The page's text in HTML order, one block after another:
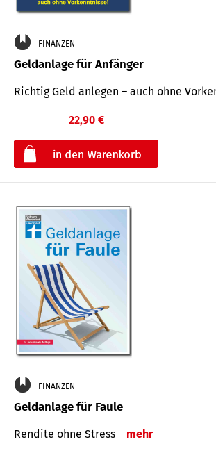
FINANZEN
Geldanlage für Anfänger
Richtig Geld anlegen – auch ohne
22,90 €
FINANZEN
Geldanlage für Faule
Rendite ohne Stress mehr